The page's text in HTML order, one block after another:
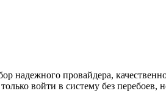
надежного провайдера,
войти в систему без перебоев,